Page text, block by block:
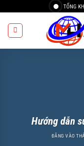
nội
dung
TỔNG
Hướng dẫn
ĐĂNG VÀO